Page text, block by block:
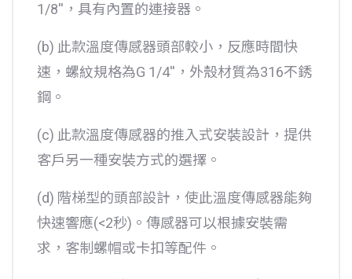
1/8''，具有內置的連接器。
(b) 此款溫度傳感器頭部較小，反應時間快
速，螺紋規格為G 1/4''，外殼材質為316不銹
鋼。
(c) 此款溫度傳感器的推入式安裝設計，提供
客戶另一種安裝方式的選擇。
(d) 階梯型的頭部設計，使此溫度傳感器能夠
快速響應(<2秒)。傳感器可以根據安裝需
求，客制螺帽或卡扣等配件。